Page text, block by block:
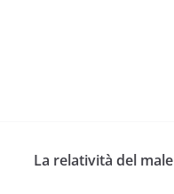
La relatività del male